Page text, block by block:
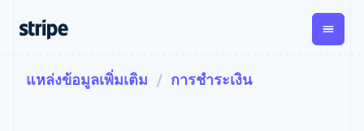
การชำระเงิน รายรับ
การ
ตามขั้น
เอกสารประกอบ
เรียนรู้
แหล่งข้อมูลเพิ่มเติม การชำระเงิน